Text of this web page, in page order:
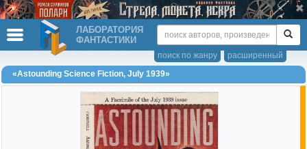
ЛАБОРАТОРИЯ
ФАНТАСТИКИ
расширенный
поиск по жанру
«Astounding Science Fiction, July 1939»